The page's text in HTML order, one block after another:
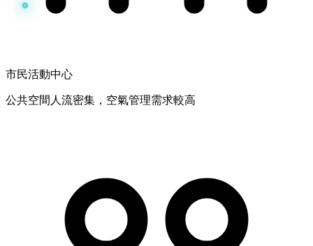
市民活動中心
公共空間人流密集，空氣管理需求較高